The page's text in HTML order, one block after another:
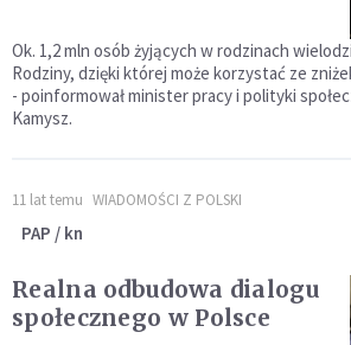
Ok. 1,2 mln osób żyjących w rodzinach
Rodziny, dzięki której może korzystać ze
- poinformował minister pracy i polityki
Kamysz.
11 lat temu WIADOMOŚCI Z POLSKI
PAP / kn
Realna odbudowa dialogu
społecznego w Polsce